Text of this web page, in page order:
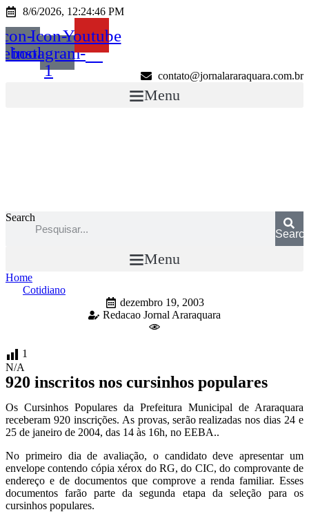
Ir
o
conteúdo
8/6/2026, 12:24:46 PM
Icon-
instagram-
1
Youtube
contato@jornalararaquara.com.br
Menu
Search
Menu
Home
Cotidiano
dezembro 19, 2003
Redacao Jornal Araraquara
1
N/A
920 inscritos nos cursinhos populares
Os Cursinhos Populares da Prefeitura Municipal de Araraquara
receberam 920 inscrições. As provas, serão realizadas nos dias 24 e
25 de janeiro de 2004, das 14 às 16h, no EEBA..
No primeiro dia de avaliação, o candidato deve apresentar um
envelope contendo cópia xérox do RG, do CIC, do comprovante de
endereço e de documentos que comprove a renda familiar. Esses
documentos farão parte da segunda etapa da seleção para os
cursinhos populares.